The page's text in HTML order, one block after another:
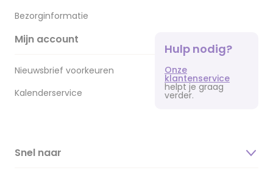
Bezorginformatie
Mijn account
Nieuwsbrief voorkeuren
Kalenderservice
Hulp nodig?
Onze
klantenservice
helpt je graag
verder.
Snel naar